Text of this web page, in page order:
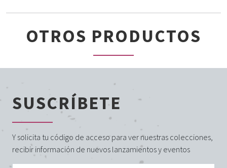
OTROS PRODUCTOS
SUSCRÍBETE
Y solicita tu código de acceso para ver nuestras colecciones,
recibir información de nuevos lanzamientos y eventos